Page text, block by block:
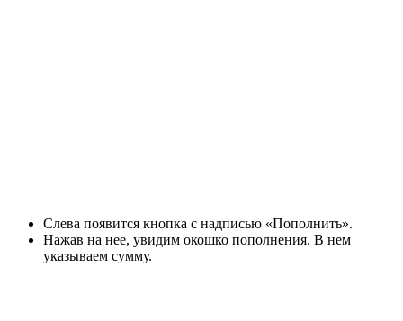
Слева появится кнопка с надписью «Пополнить».
Нажав на нее, увидим окошко пополнения. В нем
указываем сумму.